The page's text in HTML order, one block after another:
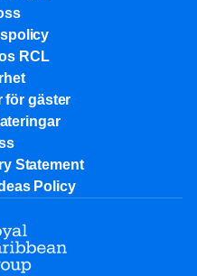
RCL
för gäster
Statement
Policy